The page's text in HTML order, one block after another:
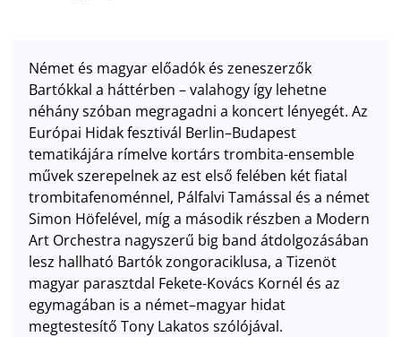
Német és magyar előadók és zeneszerzők
Bartókkal a háttérben – valahogy így lehetne
néhány szóban megragadni a koncert lényegét. Az
Európai Hidak fesztivál Berlin–Budapest
tematikájára rímelve kortárs trombita-ensemble
művek szerepelnek az est első felében két fiatal
trombitafenoménnel, Pálfalvi Tamással és a német
Simon Höfelével, míg a második részben a Modern
Art Orchestra nagyszerű big band átdolgozásában
lesz hallható Bartók zongoraciklusa, a Tizenöt
magyar parasztdal Fekete-Kovács Kornél és az
egymagában is a német–magyar hidat
megtestesítő Tony Lakatos szólójával.